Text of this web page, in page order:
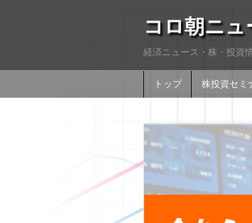
コロ朝ニ
経済ニュース・株・投資
トップ 株投資セミ